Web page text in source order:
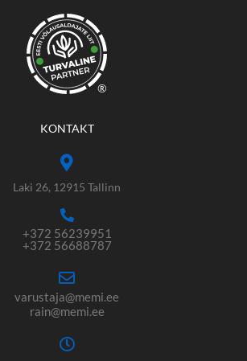
®
KONTAKT
Laki 26, 12915 Tallinn
+372 56239951
+372 56688787
varustaja@memi.ee
rain@memi.ee